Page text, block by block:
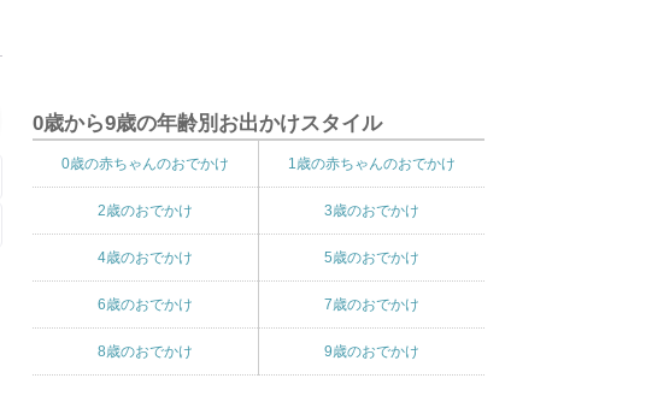
0歳から9歳の年齢別お出かけスタイル
0歳の赤ちゃんのおでかけ 1歳の赤ちゃんのおでかけ
2歳のおでかけ 3歳のおでかけ
4歳のおでかけ 5歳のおでかけ
6歳のおでかけ 7歳のおでかけ
8歳のおでかけ 9歳のおでかけ